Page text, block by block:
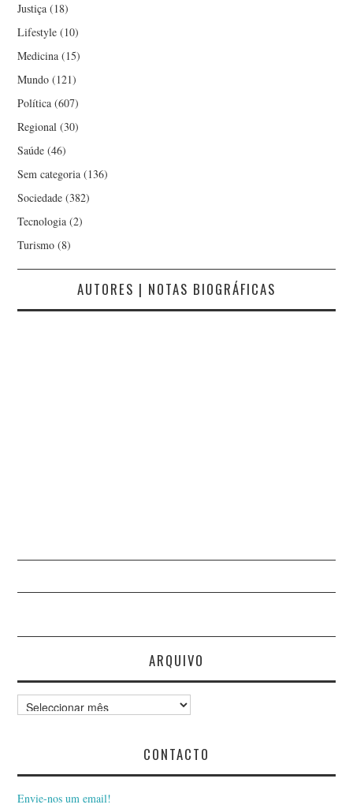
CARVALHO
MARCO VERÍSSIMO
MARGARIDA MANO
MARIA CRUZ
MARIELLA AUGUSTA
MÁRIO NUNO NEVES
MARTHA MENDES
NUNO GAROUPA
PAULO FERREIRA
PAULO NETO
PAULO VALÉRIO
Justiça (18)
Lifestyle (10)
Medicina (15)
Mundo (121)
Política (607)
Regional (30)
Saúde (46)
Sem categoria (136)
Sociedade (382)
Tecnologia (2)
Turismo (8)
AUTORES | NOTAS BIOGRÁFICAS
ARQUIVO
Arquivo
CONTACTO
Envie-nos um email!